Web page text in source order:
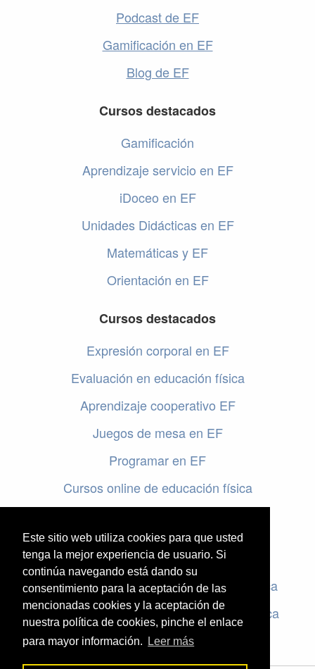
Este sitio web utiliza cookies para que usted
tenga la mejor experiencia de usuario. Si
continúa navegando está dando su
consentimiento para la aceptación de las
mencionadas cookies y la aceptación de
nuestra política de cookies, pinche el enlace
para mayor información.
Leer más
Podcast de EF
Gamificación en EF
Blog de EF
Cursos destacados
Gamificación
Aprendizaje servicio en EF
iDoceo en EF
Unidades Didácticas en EF
Matemáticas y EF
Orientación en EF
Cursos destacados
Expresión corporal en EF
Evaluación en educación física
Aprendizaje cooperativo EF
Juegos de mesa en EF
Programar en EF
Cursos online de educación física
Evaluación en educación física
Criterios de evaluación en educación física
Rúbricas de evaluación en educación física